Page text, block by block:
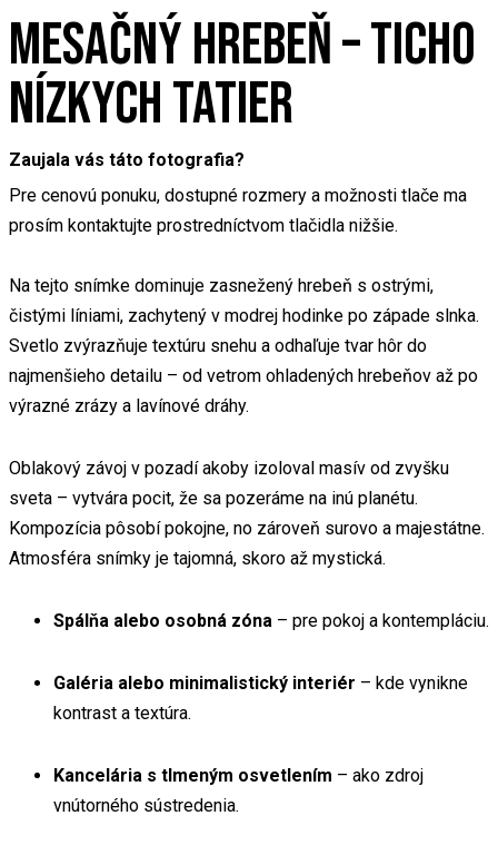
MESAČNÝ HREBEŇ – TICHO
NÍZKYCH TATIER
Zaujala vás táto fotografia?
Pre cenovú ponuku, dostupné rozmery a možnosti tlače ma
prosím kontaktujte prostredníctvom tlačidla nižšie.
Na tejto snímke dominuje zasnežený hrebeň s ostrými,
čistými líniami, zachytený v modrej hodinke po západe slnka.
Svetlo zvýrazňuje textúru snehu a odhaľuje tvar hôr do
najmenšieho detailu – od vetrom ohladených hrebeňov až po
výrazné zrázy a lavínové dráhy.
Oblakový závoj v pozadí akoby izoloval masív od zvyšku
sveta – vytvára pocit, že sa pozeráme na inú planétu.
Kompozícia pôsobí pokojne, no zároveň surovo a majestátne.
Atmosféra snímky je tajomná, skoro až mystická.
Spálňa alebo osobná zóna – pre pokoj a kontempláciu.
Galéria alebo minimalistický interiér – kde vynikne
kontrast a textúra.
Kancelária s tlmeným osvetlením – ako zdroj
vnútorného sústredenia.